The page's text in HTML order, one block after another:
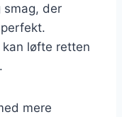
smag, der
løfte retten
mere